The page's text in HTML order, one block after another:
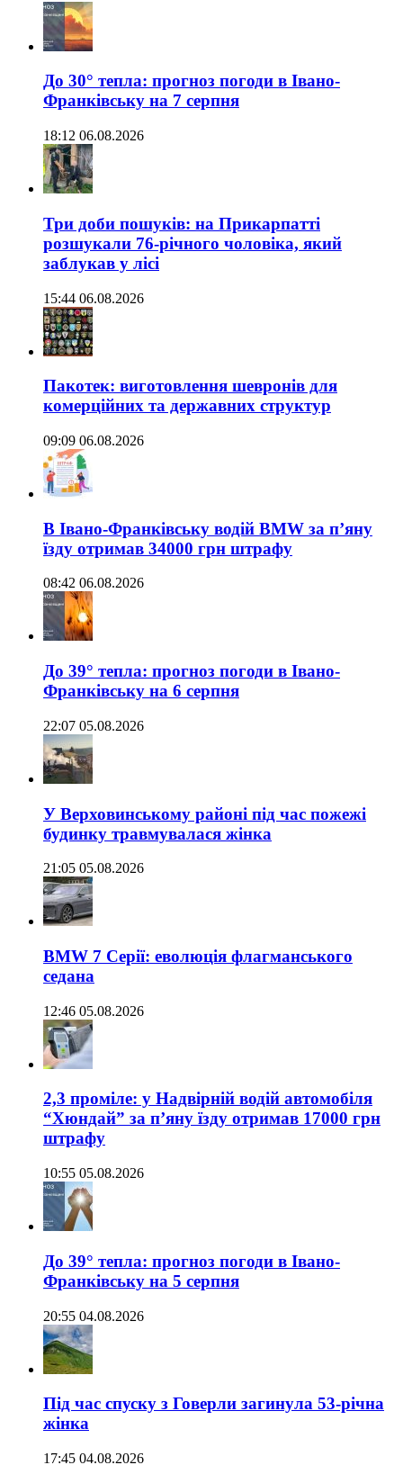
До 30° тепла: прогноз погоди в Івано-
Франківську на 7 серпня
18:12 06.08.2026
Три доби пошуків: на Прикарпатті
розшукали 76-річного чоловіка, який
заблукав у лісі
15:44 06.08.2026
Пакотек: виготовлення шевронів для
комерційних та державних структур
09:09 06.08.2026
В Івано-Франківську водій BMW за п’яну
їзду отримав 34000 грн штрафу
08:42 06.08.2026
До 39° тепла: прогноз погоди в Івано-
Франківську на 6 серпня
22:07 05.08.2026
У Верховинському районі під час пожежі
будинку травмувалася жінка
21:05 05.08.2026
BMW 7 Серії: еволюція флагманського
седана
12:46 05.08.2026
2,3 проміле: у Надвірній водій автомобіля
“Хюндай” за п’яну їзду отримав 17000 грн
штрафу
10:55 05.08.2026
До 39° тепла: прогноз погоди в Івано-
Франківську на 5 серпня
20:55 04.08.2026
Під час спуску з Говерли загинула 53-річна
жінка
17:45 04.08.2026